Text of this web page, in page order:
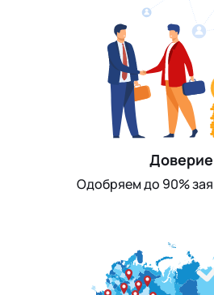
Доверие
Одобряем до 90%